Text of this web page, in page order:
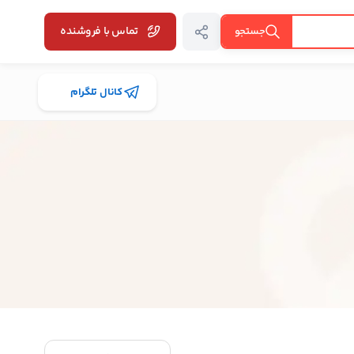
جستجو تماس با فروشنده
کانال تلگرام